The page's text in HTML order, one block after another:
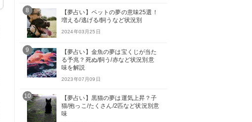
8
【夢占い】ペットの夢の意味25選！
増える/逃げる/飼うなど状況別
2024年03月25日
9
【夢占い】金魚の夢は宝くじが当た
る予兆？死ぬ/飼う/赤など状況別意
味を解説
2023年07月09日
10
【夢占い】黒猫の夢は運気上昇？子
猫/抱っこ/たくさん/2匹など状況別意
味